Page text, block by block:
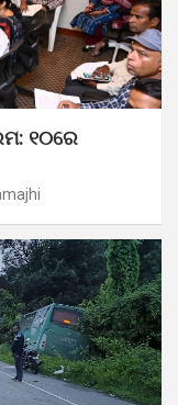
୧୦ରେ